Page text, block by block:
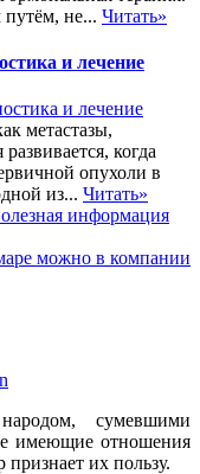
путём, не... Читать»
и лечение
метастазы,
когда
опухоли в
из... Читать»
информация
можно в компании
сумевшими
имеющие отношения
их пользу.